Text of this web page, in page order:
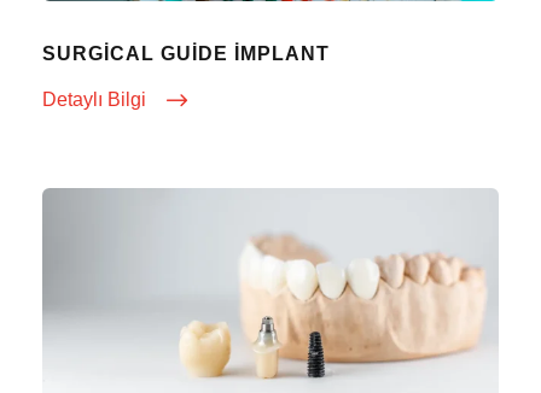
SURGICAL GUIDE İMPLANT
Detaylı Bilgi